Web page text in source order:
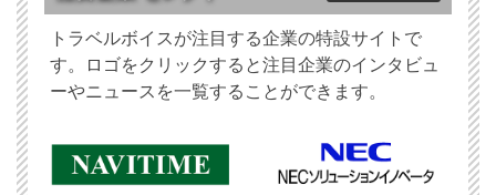
トラベルボイスが注目する企業の特設サイトで
す。ロゴをクリックすると注目企業のインタビュ
ーやニュースを一覧することができます。